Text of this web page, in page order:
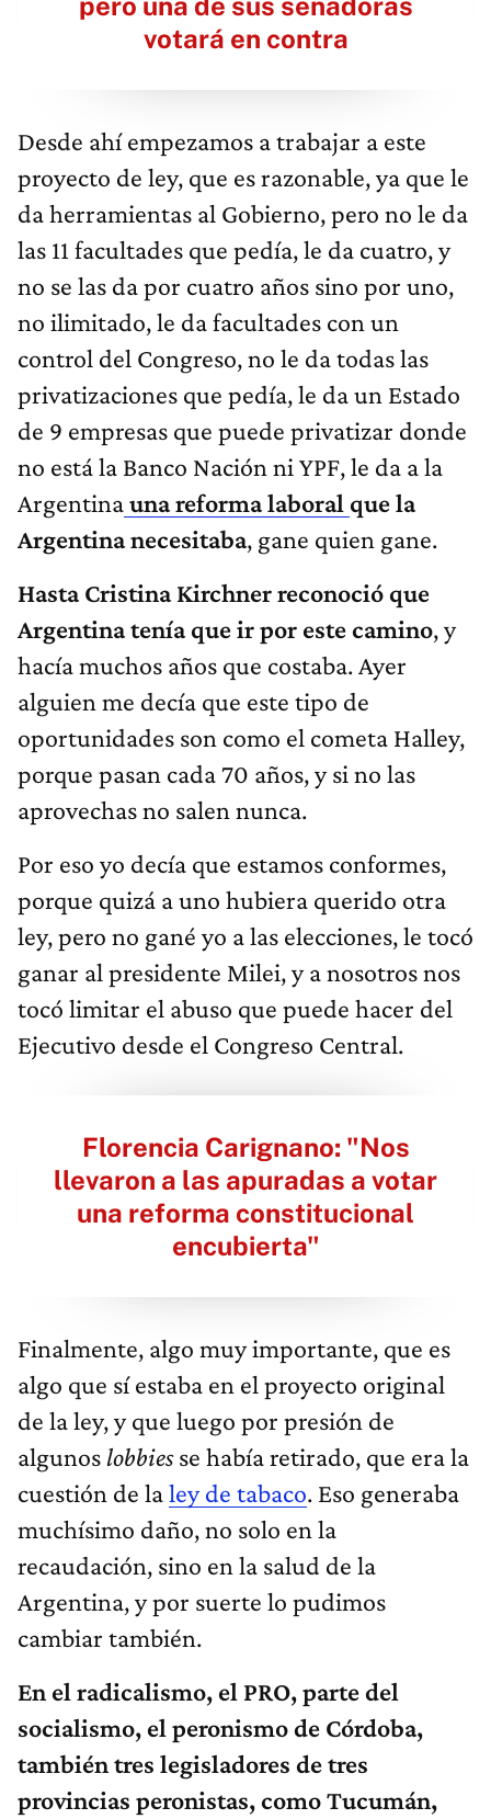
votará en contra
Desde ahí empezamos a trabajar a este
proyecto de ley, que es razonable, ya que le
da herramientas al Gobierno, pero no le da
las 11 facultades que pedía, le da cuatro, y
no se las da por cuatro años sino por uno,
no ilimitado, le da facultades con un
control del Congreso, no le da todas las
privatizaciones que pedía, le da un Estado
de 9 empresas que puede privatizar donde
no está la Banco Nación ni YPF, le da a la
Argentinauna reforma laboral que la
Argentina necesitaba, gane quien gane.
Hasta Cristina Kirchner reconoció que
Argentina tenía que ir por este camino, y
hacía muchos años que costaba. Ayer
alguien me decía que este tipo de
oportunidades son como el cometa Halley,
porque pasan cada 70 años, y si no las
aprovechas no salen nunca.
Por eso yo decía que estamos conformes,
porque quizá a uno hubiera querido otra
ley, pero no gané yo a las elecciones, le tocó
ganar al presidente Milei, y a nosotros nos
tocó limitar el abuso que puede hacer del
Ejecutivo desde el Congreso Central.
Florencia Carignano: "Nos
llevaron a las apuradas a votar
una reforma constitucional
encubierta"
Finalmente, algo muy importante, que es
algo que sí estaba en el proyecto original
de la ley, y que luego por presión de
algunos lobbiesse había retirado, que era la
cuestión de laley de tabaco. Eso generaba
muchísimo daño, no solo en la
recaudación, sino en la salud de la
Argentina, y por suerte lo pudimos
cambiar también.
En el radicalismo, el PRO, parte del
socialismo, el peronismo de Córdoba,
también tres legisladores de tres
provincias peronistas, como Tucumán,